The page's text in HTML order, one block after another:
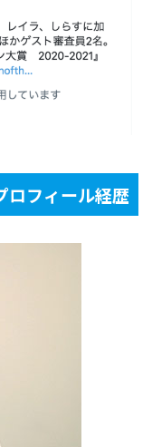
ロフィール経歴